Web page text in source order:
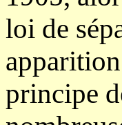
loi de
principe